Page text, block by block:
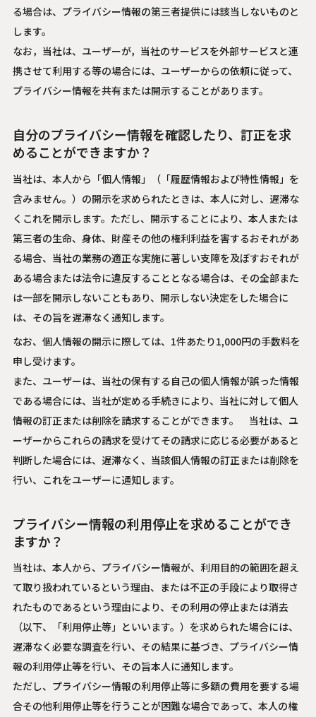
る場合は、プライバシー情報の第三者提供には該当しないものと
します。
なお，当社は、ユーザーが，当社のサービスを外部サービスと連
携させて利用する等の場合には、ユーザーからの依頼に従って、
プライバシー情報を共有または開示することがあります。
自分のプライバシー情報を確認したり、訂正を求
めることができますか？
当社は、本人から「個人情報」（「履歴情報および特性情報」を
含みません。）の開示を求められたときは、本人に対し、遅滞な
くこれを開示します。ただし、開示することにより、本人または
第三者の生命、身体、財産その他の権利利益を害するおそれがあ
る場合、当社の業務の適正な実施に著しい支障を及ぼすおそれが
ある場合または法令に違反することとなる場合は、その全部また
は一部を開示しないこともあり、開示しない決定をした場合に
は、その旨を遅滞なく通知します。
なお、個人情報の開示に際しては、1件あたり1,000円の手数料を
申し受けます。
また、ユーザーは、当社の保有する自己の個人情報が誤った情報
である場合には、当社が定める手続きにより、当社に対して個人
情報の訂正または削除を請求することができます。 当社は、ユ
ーザーからこれらの請求を受けてその請求に応じる必要があると
判断した場合には、遅滞なく、当該個人情報の訂正または削除を
行い、これをユーザーに通知します。
プライバシー情報の利用停止を求めることができ
ますか？
当社は、本人から、プライバシー情報が、利用目的の範囲を超え
て取り扱われているという理由、または不正の手段により取得さ
れたものであるという理由により、その利用の停止または消去
（以下、「利用停止等」といいます。）を求められた場合には、
遅滞なく必要な調査を行い、その結果に基づき、プライバシー情
報の利用停止等を行い、その旨本人に通知します。
ただし、プライバシー情報の利用停止等に多額の費用を要する場
合その他利用停止等を行うことが困難な場合であって、本人の権